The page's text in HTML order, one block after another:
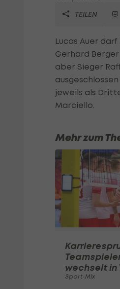
TEILEN
Lucas Auer
Gerhard
aber Sieger
jeweils als
Marciello.
Mehr zum
wechselt in
Sport-Mix